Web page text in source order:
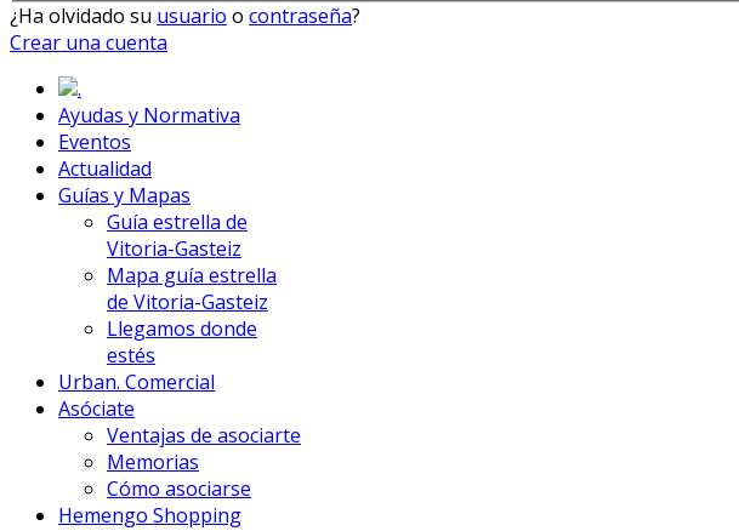
¿Ha olvidado su usuario o contraseña?
Crear una cuenta
.
Ayudas y Normativa
Eventos
Actualidad
Guías y Mapas
Guía estrella de
Vitoria-Gasteiz
Mapa guía estrella
de Vitoria-Gasteiz
Llegamos donde
estés
Urban. Comercial
Asóciate
Ventajas de asociarte
Memorias
Cómo asociarse
Hemengo Shopping